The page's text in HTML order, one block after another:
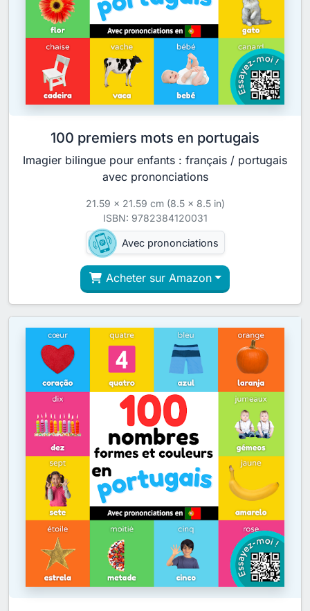
100 premiers mots en portugais
Imagier bilingue pour enfants : français / portugais
avec prononciations
21.59 x 21.59 cm (8.5 x 8.5 in)
ISBN: 9782384120031
Avec prononciations
Acheter sur Amazon